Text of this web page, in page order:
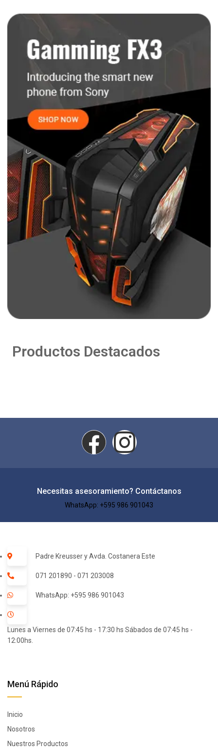
Productos Destacados
Necesitas asesoramiento? Contáctanos
WhatsApp: +595 986 901043​
Padre Kreusser y Avda. Costanera Este
071 201890 - 071 203008
WhatsApp: +595 986 901043
Lunes a Viernes de 07:45 hs - 17:30 hs Sábados de 07:45 hs -
12:00hs.
Menú Rápido
Inicio
Nosotros
Nuestros Productos